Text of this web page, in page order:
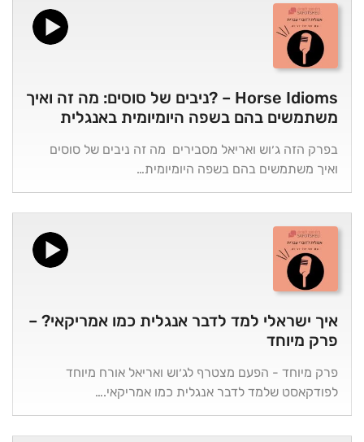
Horse Idioms – ?ניבים של סוסים: מה זה ואיך
משתמשים בהם בשפה היומיומית באנגלית
בפרק הזה ג׳וש ואריאל מסבירים מה זה ניבים של סוסים
ואיך משתמשים בהם בשפה היומיומית…
איך ישראלי למד לדבר אנגלית כמו אמריקאי? –
פרק מיוחד
פרק מיוחד - הפעם מצטרף לג׳וש ואריאל אורח מיוחד
לפודקאסט שלמד לדבר אנגלית כמו אמריקאי.…